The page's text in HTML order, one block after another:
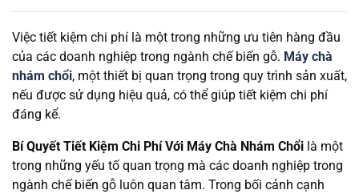
Việc tiết kiệm chi phí là một trong những ưu tiên hàng đầu
của các doanh nghiệp trong ngành chế biến gỗ. Máy chà
nhám chổi, một thiết bị quan trọng trong quy trình sản xuất,
nếu được sử dụng hiệu quả, có thể giúp tiết kiệm chi phí
đáng kể.
Bí Quyết Tiết Kiệm Chi Phí Với Máy Chà Nhám Chổi là một
trong những yếu tố quan trọng mà các doanh nghiệp trong
ngành chế biến gỗ luôn quan tâm. Trong bối cảnh cạnh